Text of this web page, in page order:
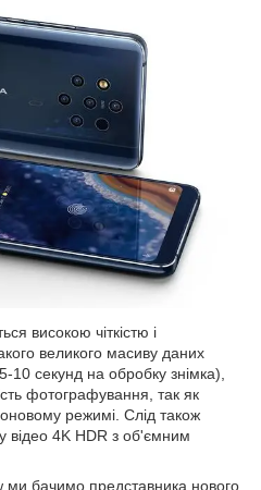
високою чіткістю і
великого масиву даних
10 секунд на обробку знімка),
фотографування, так як
режимі. Слід також
відео 4K HDR з об'ємним
бачимо представника нового